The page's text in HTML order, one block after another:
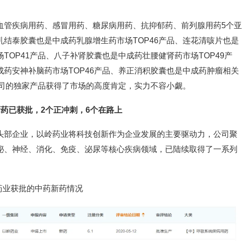
管疾病用药、感冒用药、糖尿病用药、抗抑郁药、前列腺用药5个亚
结泰胶囊也是中成药乳腺增生药市场TOP46产品、 连花清咳片也是
产品、
八子补肾胶囊也是中成药壮腰健肾药市场TOP49产
药安神补脑药市场TOP46产品、 养正消积胶囊也是中成药肿瘤相关
独家产品获得了市场的高度肯定，实力不容小觑。
已获批，2个正冲刺，6个在路上
部企业，以岭药业将科技创新作为企业发展的主要驱动力，公司聚
神经、消化、免疫、泌尿等核心疾病领域，已陆续取得了一系列
获批的中药新药情况